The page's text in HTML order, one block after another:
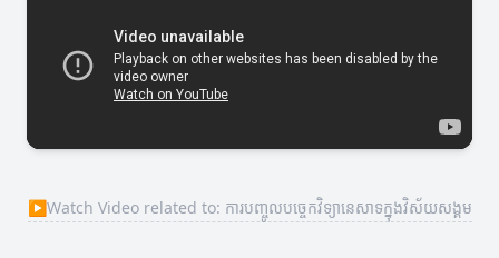
▶Watch Video related to: ការបញ្ចូលបច្ចេកវិទ្យានេសាទក្នុងវិស័យសង្គម